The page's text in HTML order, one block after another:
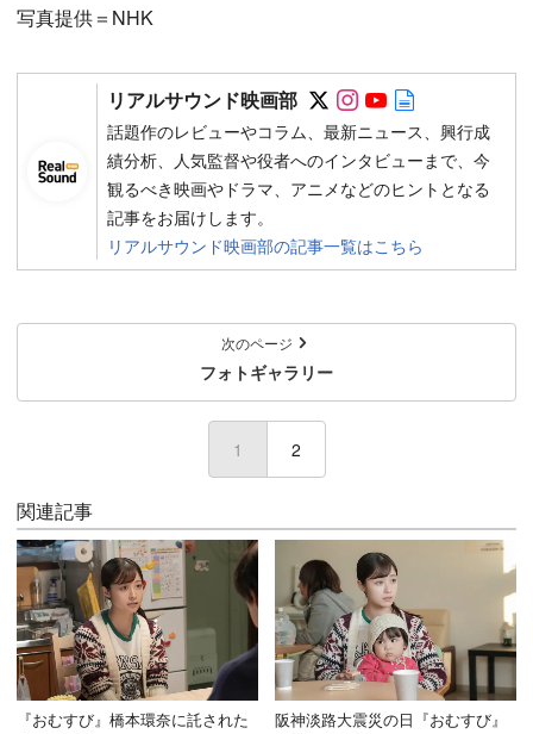
写真提供＝NHK
リアルサウンド映画部 Follow on SNS
Follow on SNS
Follow on
話題作のレビューやコラム、最新ニュース、興行成
績分析、人気監督や役者へのインタビューまで、今
観るべき映画やドラマ、アニメなどのヒントとなる
記事をお届けします。
リアルサウンド映画部の記事一覧はこちら
次のページ
フォトギャラリー
1 2
関連記事
『おむすび』橋本環奈に託された
阪神淡路大震災の日『おむすび』